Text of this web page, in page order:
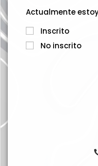
Actualmente
Inscrito
No inscrito